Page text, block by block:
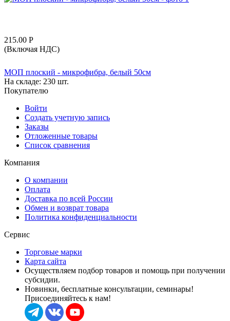
215.00 Р
(Включая НДС)
МОП плоский - микрофибра, белый 50см
На складе: 230 шт.
Покупателю
Войти
Создать учетную запись
Заказы
Отложенные товары
Список сравнения
Компания
О компании
Оплата
Доставка по всей России
Обмен и возврат товара
Политика конфиденциальности
Сервис
Торговые марки
Карта сайта
Осуществляем подбор товаров и помощь при получении
субсидии.
Новинки, бесплатные консультации, семинары!
Присоединяйтесь к нам!